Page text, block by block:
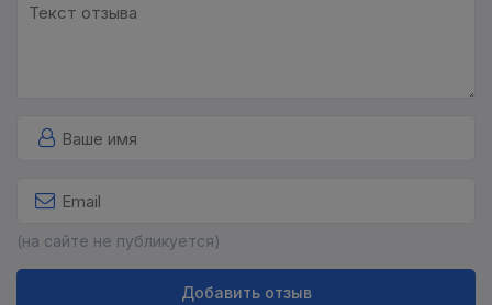
(на сайте не публикуется)
Добавить отзыв